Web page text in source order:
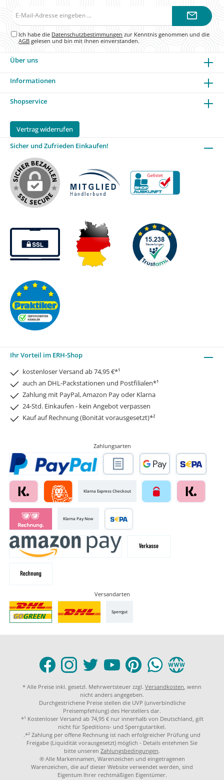
Ich habe die Datenschutzbestimmungen zur Kenntnis genommen und die
AGB gelesen und bin mit ihnen einverstanden.
Über uns
Informationen
Shopservice
Vertrag widerrufen
Sicher und Zufrieden Einkaufen!
Ihr Vorteil im ERH-Shop
kostenloser Versand ab 74,95 €*¹
auch an DHL-Packstationen und Postfilialen*¹
Zahlung mit PayPal, Amazon Pay oder Klarna
24-Std. Einkaufen - kein Angebot verpassen
Kauf auf Rechnung (Bonität vorausgesetzt)*²
Zahlungsarten
Klarna Express Checkout
Klarna Pay Now
Versandarten
Sperrgut
* Alle Preise inkl. gesetzl. Mehrwertsteuer zzgl. Versandkosten, wenn
nicht anders angegeben.
Durchgestrichene Preise stellen die UVP (unverbindliche
Preisempfehlung) des Herstellers dar.
*¹ Kostenloser Versand ab 74,95 € nur innerhalb von Deutschland, gilt
nicht für Speditions- und Sperrgutartikel.
.*² Zahlung per offene Rechnung ist nach erfolgreicher Prüfung und
Freigabe (Liquidität vorausgesetzt) möglich - Details entehmen Sie
bitte unseren Zahlungsbedingungen.
® Alle Markennamen, Warenzeichen und eingetragenen
Warenzeichen, die auf dieser Website verwendet werden, sind
Eigentum Ihrer rechtmäßigen Eigentümer.